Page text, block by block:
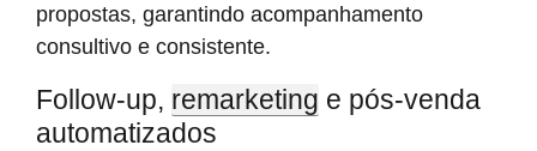
propostas, garantindo acompanhamento
consultivo e consistente.
Follow-up, remarketing e pós-venda
automatizados